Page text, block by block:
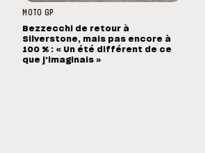
MOTO GP
Bezzecchi de retour à
Silverstone, mais pas encore à
100 % : « Un été différent de ce
que j'imaginais »